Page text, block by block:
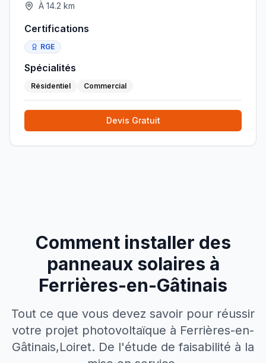
À 14.2 km
Certifications
RGE
Spécialités
Résidentiel Commercial
Devis Gratuit
Comment installer des
panneaux solaires à
Ferrières-en-Gâtinais
Tout ce que vous devez savoir pour réussir
votre projet photovoltaïque à Ferrières-en-
Gâtinais,Loiret. De l'étude de faisabilité à la